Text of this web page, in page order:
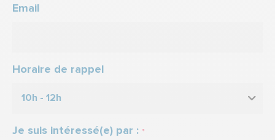
Email
Horaire de rappel
10h - 12h
*
Je suis intéressé(e) par :